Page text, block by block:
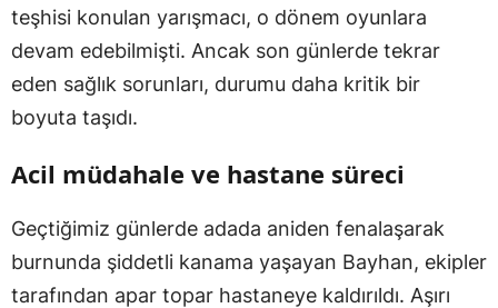
teşhisi konulan yarışmacı, o dönem oyunlara
devam edebilmişti. Ancak son günlerde tekrar
eden sağlık sorunları, durumu daha kritik bir
boyuta taşıdı.
Acil müdahale ve hastane süreci
Geçtiğimiz günlerde adada aniden fenalaşarak
burnunda şiddetli kanama yaşayan Bayhan, ekipler
tarafından apar topar hastaneye kaldırıldı. Aşırı